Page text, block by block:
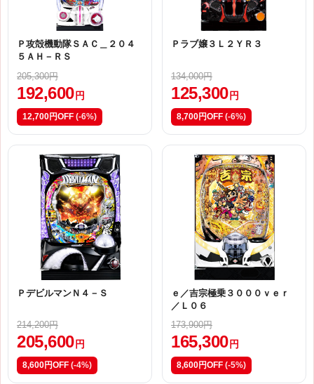
Ｐ攻殻機動隊ＳＡＣ＿２０４
５ＡＨ－ＲＳ
205,300円
192,600 円
12,700円OFF (-6%)
Ｐラブ嬢３Ｌ２ＹＲ３
134,000円
125,300 円
8,700円OFF (-6%)
ＰデビルマンＮ４－Ｓ
214,200円
205,600 円
8,600円OFF (-4%)
ｅ／吉宗極乗３０００ｖｅｒ
／Ｌ０６
173,900円
165,300 円
8,600円OFF (-5%)